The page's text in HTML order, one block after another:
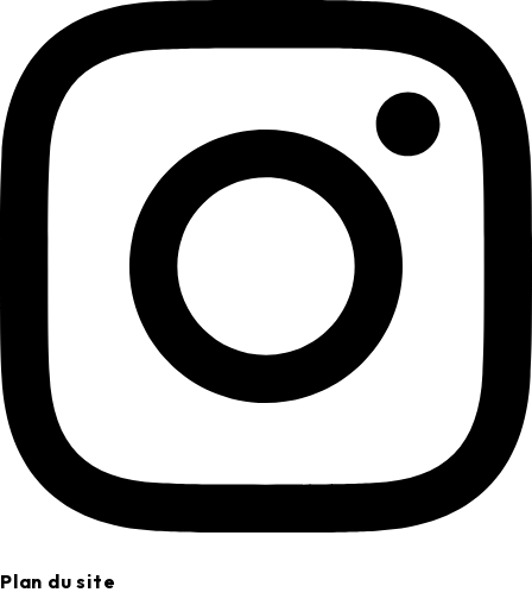
Plan du site